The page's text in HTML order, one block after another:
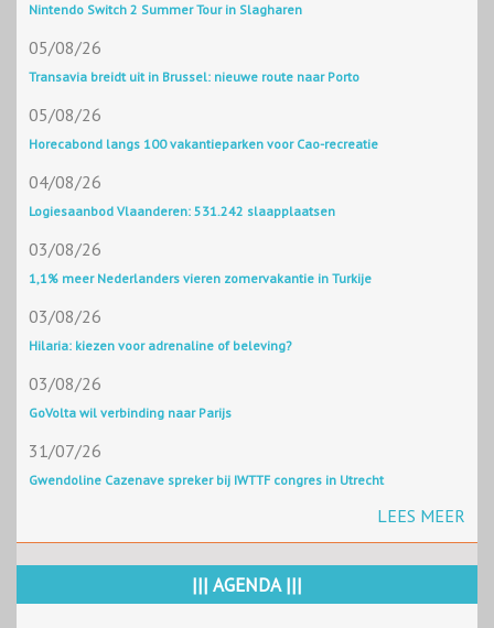
Nintendo Switch 2 Summer Tour in Slagharen
05/08/26
Transavia breidt uit in Brussel: nieuwe route naar Porto
05/08/26
Horecabond langs 100 vakantieparken voor Cao-recreatie
04/08/26
Logiesaanbod Vlaanderen: 531.242 slaapplaatsen
03/08/26
1,1% meer Nederlanders vieren zomervakantie in Turkije
03/08/26
Hilaria: kiezen voor adrenaline of beleving?
03/08/26
GoVolta wil verbinding naar Parijs
31/07/26
Gwendoline Cazenave spreker bij IWTTF congres in Utrecht
LEES MEER
||| AGENDA |||